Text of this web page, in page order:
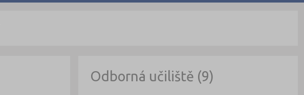
Odborná učiliště (9)